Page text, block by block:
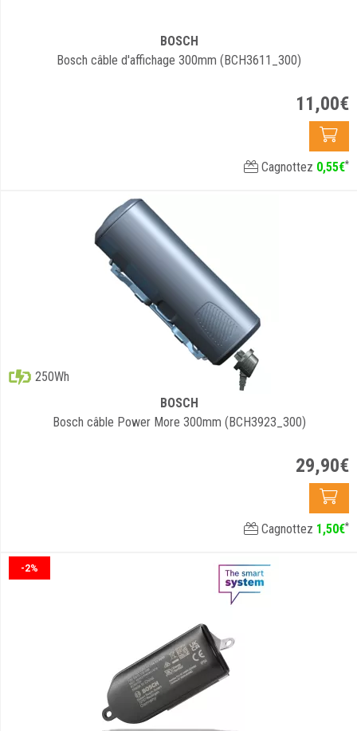
BOSCH
Bosch câble d'affichage 300mm (BCH3611_300)
11,00€
Cagnottez 0,55€*
250Wh
BOSCH
Bosch câble Power More 300mm (BCH3923_300)
29,90€
Cagnottez 1,50€*
-2%